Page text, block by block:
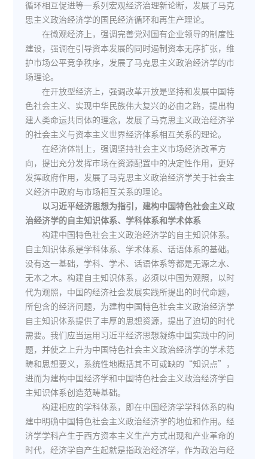
循环相互促进等一系列宏观经济治理新论断，发展了马克
思主义政治经济学的国民经济循环和再生产理论。
在微观经济上，强调完善党对国有企业领导的制度性
建设，强调在引导资本发展的同时遏制资本无序扩张，维
护市场公平竞争秩序，发展了马克思主义政治经济学的市
场理论。
在开放型经济上，强调改革开放是坚持和发展中国特
色社会主义、实现中华民族伟大复兴的必由之路，提出构
建人类命运共同体的理念，发展了马克思主义政治经济学
的社会主义与资本主义世界经济体系相互关系的理论。
在经济体制上，强调坚持社会主义市场经济改革方
向，提出充分发挥市场在资源配置中的决定性作用，更好
发挥政府作用，发展了马克思主义政治经济学关于社会主
义经济中政府与市场相互关系的理论。
以习近平经济思想为指引，建构中国特色社会主义政
治经济学的自主知识体系、学科体系和学术体系
构建中国特色社会主义政治经济学的自主知识体系。
自主知识体系是学科体系、学术体系、话语体系的基础。
没有这一基础，学科、学术、话语体系等都是无源之水、
无本之木。构建自主知识体系，必须以中国为观照，以时
代为观照，中国的经济社会发展实践所提出的时代命题，
所包含的经济问题，为建构中国特色社会主义政治经济学
自主知识体系提供了丰厚的思想资源，提出了迫切的时代
需要。我们应当运用习近平经济思想凝练中国实践中的问
题，并使之上升为中国特色社会主义政治经济学的学术范
畴和思想要义，系统性地概括其不可或缺的“知识点”，
进而为建构中国经济学和中国特色社会主义政治经济学自
主知识体系创造范畴基础。
构建相应的学科体系，即在中国经济学学科体系的构
建中明确中国特色社会主义政治经济学的地位和作用。经
济学学科产生于西方资本主义生产方式出现和产业革命的
时代，经济学自产生起就是指政治经济学，作为政治与经